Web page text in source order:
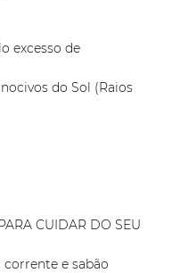
excesso de
do Sol (Raios
CUIDAR DO SEU
e sabão